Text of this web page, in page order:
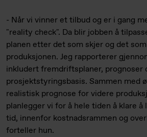
- Når vi vinner et tilbud og er i gang
"reality check". Da blir jobben å
planen etter det som skjer og det
produksjonen. Jeg rapporterer
inkludert fremdriftsplaner, prognoser
prosjektstyringsbasis. Sammen med
realistisk prognose for videre
planlegger vi for å hele tiden å klare
tid, innenfor kostnadsrammen og
forteller hun.